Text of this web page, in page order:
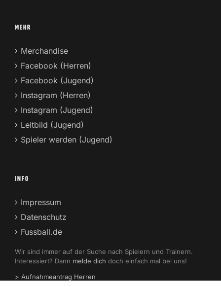
MEHR
Merchandise
Facebook (Herren)
Facebook (Jugend)
Instagram (Herren)
Instagram (Jugend)
Leitbild (Jugend)
Spieler werden (Jugend)
INFO
Impressum
Datenschutz
Fussball.de
Wir sind immer auf der Suche nach Spielern und Trainern.
Interessiert? Dann melde dich doch einfach mal bei uns!
> Aufnahmeantrag Herren